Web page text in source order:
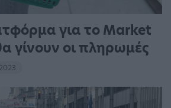
για το Market
γίνουν οι πληρωμές